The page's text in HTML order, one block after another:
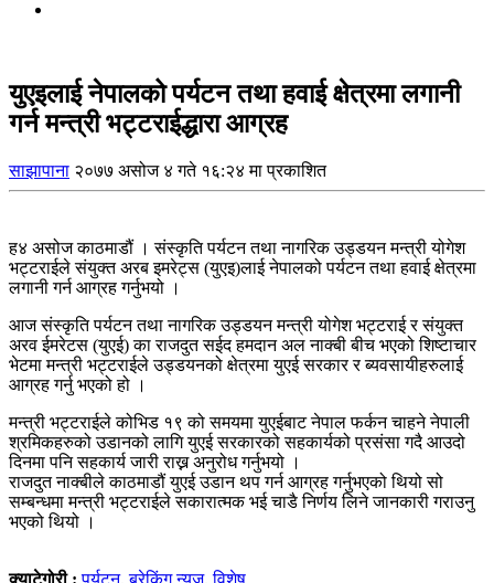
युएइलाई नेपालको पर्यटन तथा हवाई क्षेत्रमा लगानी
गर्न मन्त्री भट्टराईद्धारा आग्रह
साझापाना २०७७ असोज ४ गते १६:२४ मा प्रकाशित
ह४ असोज काठमाडौं । संस्कृति पर्यटन तथा नागरिक उड्डयन मन्त्री योगेश
भट्टराईले संयुक्त अरब इमरेट्स (युएइ)लाई नेपालको पर्यटन तथा हवाई क्षेत्रमा
लगानी गर्न आग्रह गर्नुभयो ।
आज संस्कृति पर्यटन तथा नागरिक उड्डयन मन्त्री योगेश भट्टराई र संयुक्त
अरव ईमरेटस (युएई) का राजदुत सईद हमदान अल नाक्बी बीच भएको शिष्टाचार
भेटमा मन्त्री भट्टराईले उड्डयनको क्षेत्रमा युएई सरकार र ब्यवसायीहरुलाई
आग्रह गर्नु भएको हो ।
मन्त्री भट्टराईले कोभिड १९ को समयमा युएईबाट नेपाल फर्कन चाहने नेपाली
श्रमिकहरुको उडानको लागि युएई सरकारको सहकार्यको प्रसंसा गदै आउदो
दिनमा पनि सहकार्य जारी राख्न अनुरोध गर्नुभयो ।
राजदुत नाक्बीले काठमाडौं युएई उडान थप गर्न आग्रह गर्नुभएको थियो सो
सम्बन्धमा मन्त्री भट्टराईले सकारात्मक भई चाडै निर्णय लिने जानकारी गराउनु
भएको थियो ।
क्याटेगोरी :पर्यटन,ब्रेकिंग न्युज,विशेष